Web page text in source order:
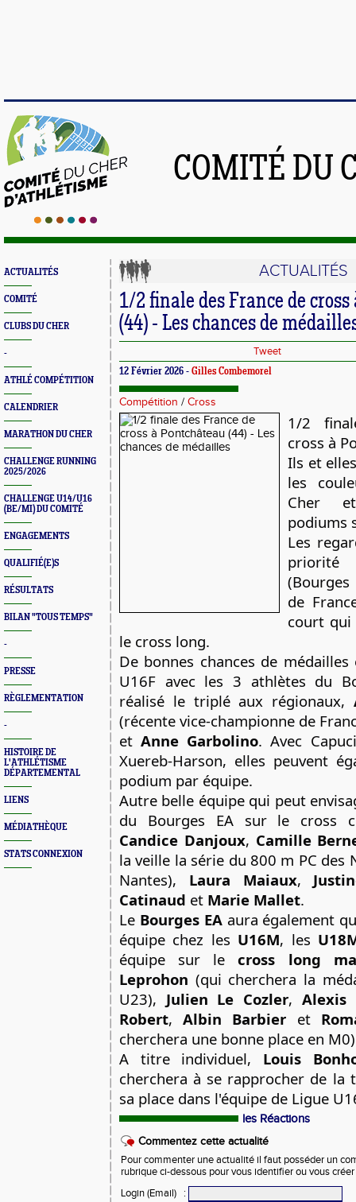
COMITÉ DU
ACTUALITÉS
COMITÉ
CLUBS DU CHER
-
ATHLÉ COMPÉTITION
CALENDRIER
MARATHON DU CHER
CHALLENGE RUNNING
2025/2026
CHALLENGE U14/U16
(BE/MI) DU COMITÉ
ENGAGEMENTS
QUALIFIÉ(E)S
RÉSULTATS
BILAN "TOUS TEMPS"
-
PRESSE
RÈGLEMENTATION
-
HISTOIRE DE
L'ATHLÉTISME
DÉPARTEMENTAL
LIENS
MÉDIATHÈQUE
STATS CONNEXION
ACTUALITÉS
1/2 finale des France de
(44) - Les chances de
Tweet
12 Février 2026 - Gilles Combemorel
Compétition / Cross
1/2
cross à
Ils et
les
Cher
podiums
Les
de
court qui
le cross long.
De bonnes chances de
U16F avec les 3 athlètes du
réalisé le triplé aux régionaux,
(récente vice-championne de
etAnne Garbolino. Avec
Xuereb-Harson, elles peuvent
podium par équipe.
Autre belle équipe qui peut
du Bourges EA sur le cross
Candice Danjoux, Camille
la veille la série du 800 m PC des
Nantes), Laura Maiaux,
Catinaud et Marie Mallet.
Le Bourges EAaura également
équipe chez les U16M, les
équipe sur lecross long
Leprohon (qui cherchera la
U23), Julien Le Cozler, Alexis
Robert,Albin Barbier et
cherchera une bonne place en
A titre individuel, Louis
cherchera à se rapprocher de la
sa place dans l'équipe de Ligue
les Réactions
Commentez cette actualité
Pour commenter une actualité il faut posséder un
rubrique ci-dessous pour vous identifier ou vous
Login (Email)
: